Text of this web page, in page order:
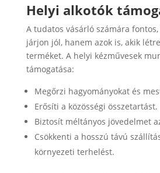
Helyi alkotók
A tudatos vásárló számára
járjon jól, hanem azok is, akik
terméket. A helyi kézművesek
támogatása:
Megőrzi hagyományokat és
Erősíti a közösségi összetartást.
Biztosít méltányos jövedelmet
Csökkenti a hosszú távú
környezeti terhelést.